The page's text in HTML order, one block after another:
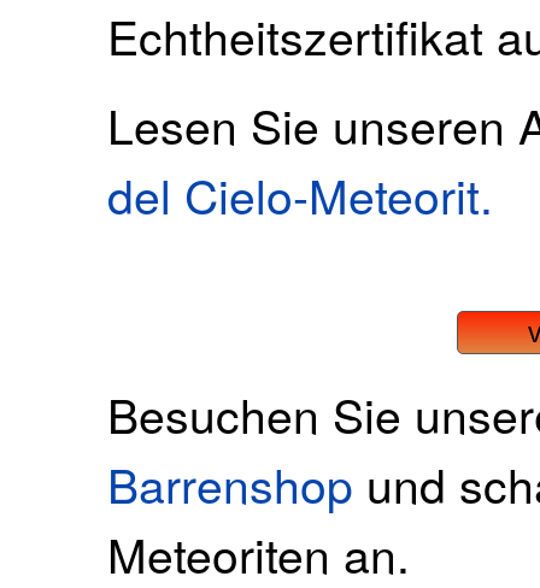
Echtheitszertifikat
Lesen Sie unseren
del Cielo-Meteorit.
Besuchen Sie
Barrenshop und
Meteoriten an.